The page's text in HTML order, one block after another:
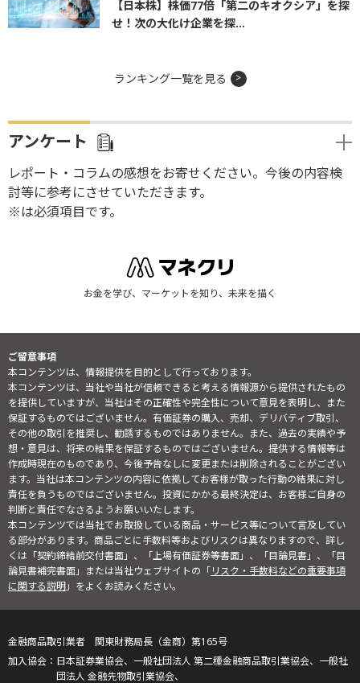
【日本株】株価77倍「第二のキオクシア」を探
せ！次の大化け企業を探...
ランキング一覧を見る
アンケート
レポート・コラムの感想をお寄せください。今後の内容検
討等に参考にさせていただきます。
※は必須項目です。
お金を学び、マーケットを知り、未来を描く
ご留意事項
本コンテンツは、情報提供を目的として行っております。
本コンテンツは、当社や当社が信頼できると考える情報源から提供されたもの
を提供していますが、当社はその正確性や完全性について意見を表明し、また
保証するものではございません。有価証券の購入、売却、デリバティブ取引、
その他の取引を推奨し、勧誘するものではありません。また、過去の実績や予
想・意見は、将来の結果を保証するものではございません。提供する情報等は
作成時現在のものであり、今後予告なしに変更または削除されることがござい
ます。当社は本コンテンツの内容に依拠してお客様が取った行動の結果に対し
責任を負うものではございません。投資にかかる最終決定は、お客様ご自身の
判断と責任でなさるようお願いいたします。
本コンテンツでは当社でお取扱している商品・サービス等について言及してい
る部分があります。商品ごとに手数料等およびリスクは異なりますので、詳し
くは「契約締結前交付書面」、「上場有価証券等書面」、「目論見書」、「目
論見書補完書面」または当社ウェブサイトの「リスク・手数料などの重要事項
に関する説明」をよくお読みください。
金融商品取引業者 関東財務局長（金商）第165号
日本証券業協会、一般社団法人 第二種金融商品取引業協会、一般社
団法人 金融先物取引業協会、